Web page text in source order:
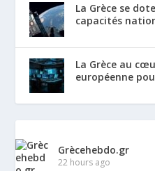
La Grèce se
capacités
La Grèce au
européenne
Grècehebdo.gr
22 hours ago